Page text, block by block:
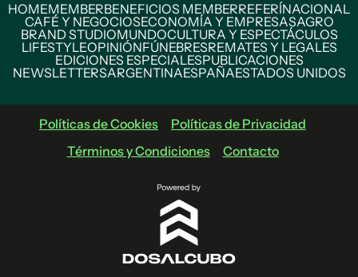
HOMEMEMBERBENEFICIOS MEMBERREFERÍNACIONAL
CAFÉ Y NEGOCIOSECONOMÍA Y EMPRESASAGRO
BRAND STUDIOMUNDOCULTURA Y ESPECTÁCULOS
LIFESTYLEOPINIÓNFÚNEBRESREMATES Y LEGALES
EDICIONES ESPECIALESPUBLICACIONES
NEWSLETTERSARGENTINAESPAÑAESTADOS UNIDOS
Políticas de Cookies
Políticas de Privacidad
Términos y Condiciones
Contacto